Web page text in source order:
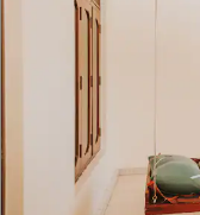
recherchant
tranquillité,
qui
souhaitent